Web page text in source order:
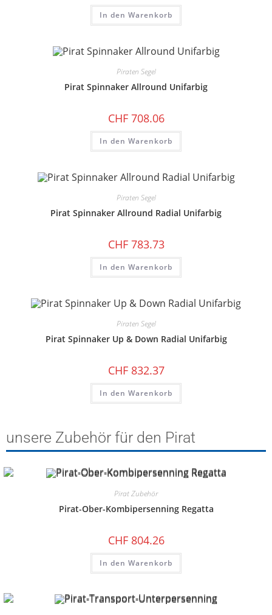
In den Warenkorb
Piraten Segel
Pirat Spinnaker Allround Unifarbig
CHF708.06
In den Warenkorb
Piraten Segel
Pirat Spinnaker Allround Radial Unifarbig
CHF783.73
In den Warenkorb
Piraten Segel
Pirat Spinnaker Up & Down Radial Unifarbig
CHF832.37
In den Warenkorb
unsere Zubehör für den Pirat
Pirat Zubehör
Pirat-Ober-Kombipersenning Regatta
CHF804.26
In den Warenkorb